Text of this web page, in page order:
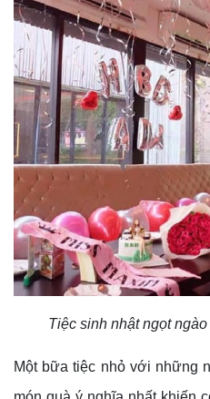
Tiệc sinh nhật ngọt
Một bữa tiệc nhỏ với những